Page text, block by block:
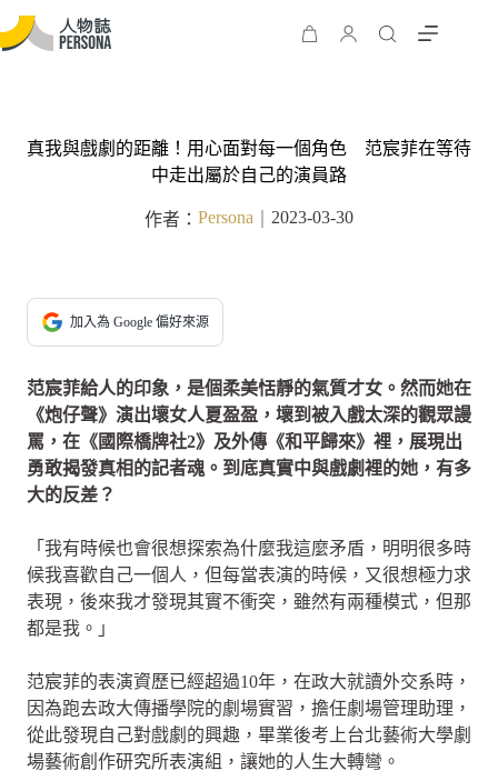
真我與戲劇的距離！用心面對每一個角色 范宸菲在等待
中走出屬於自己的演員路
作者： Persona 2023-03-30
加入為 Google 偏好來源
范宸菲給人的印象，是個柔美恬靜的氣質才女。然而她在
《炮仔聲》演出壞女人夏盈盈，壞到被入戲太深的觀眾謾
罵，在《國際橋牌社2》及外傳《和平歸來》裡，展現出
勇敢揭發真相的記者魂。到底真實中與戲劇裡的她，有多
大的反差？
「我有時候也會很想探索為什麼我這麼矛盾，明明很多時
候我喜歡自己一個人，但每當表演的時候，又很想極力求
表現，後來我才發現其實不衝突，雖然有兩種模式，但那
都是我。」
范宸菲的表演資歷已經超過10年，在政大就讀外交系時，
因為跑去政大傳播學院的劇場實習，擔任劇場管理助理，
從此發現自己對戲劇的興趣，畢業後考上台北藝術大學劇
場藝術創作研究所表演組，讓她的人生大轉彎。